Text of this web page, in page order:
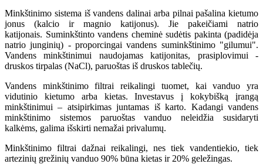
Minkštinimo sistema iš vandens dalinai arba pilnai pašalina kietumo
jonus (kalcio ir magnio katijonus). Jie pakeičiami natrio
katijonais. Suminkštinto vandens cheminė sudėtis pakinta (padidėja
natrio junginių) - proporcingai vandens suminkštinimo "gilumui".
Vandens minkštinimui naudojamas katijonitas, prasiplovimui -
druskos tirpalas (NaCl), paruoštas iš druskos tablečių.
Vandens minkštinimo filtrai reikalingi tuomet, kai vanduo yra
vidutinio kietumo arba kietas. Investavus į kokybišką įrangą
minkštinimui – atsipirkimas juntamas iš karto. Kadangi vandens
minkštinimo sistemos paruoštas vanduo neleidžia susidaryti
kalkėms, galima išskirti nemažai privalumų.
Minkštinimo filtrai dažnai reikalingi, nes tiek vandentiekio, tiek
artezinių grežinių vanduo 90% būna kietas ir 20% geležingas.